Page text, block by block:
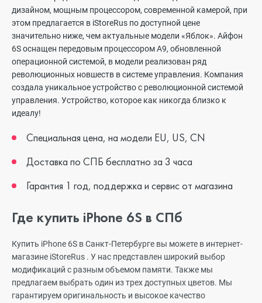
дизайном, мощным процессором, современной камерой, при
этом предлагается в iStoreRus по доступной цене
значительно ниже, чем актуальные модели «Яблок». Айфон
6S оснащен передовым процессором A9, обновленной
операционной системой, в модели реализован ряд
революционных новшеств в системе управления. Компания
создала уникальное устройство с революционной системой
управления. Устройство, которое как никогда близко к
идеалу!
Специальная цена, на модели EU, US, CN
Доставка по СПБ бесплатно за 3 часа
Гарантия 1 год, поддержка и сервис от магазина
Где купить iPhone 6S в СПб
Купить iPhone 6S в Санкт-Петербурге вы можете в интернет-
магазине iStoreRus . У нас представлен широкий выбор
модификаций с разным объемом памяти. Также мы
предлагаем выбрать один из трех доступных цветов. Мы
гарантируем оригинальность и высокое качество